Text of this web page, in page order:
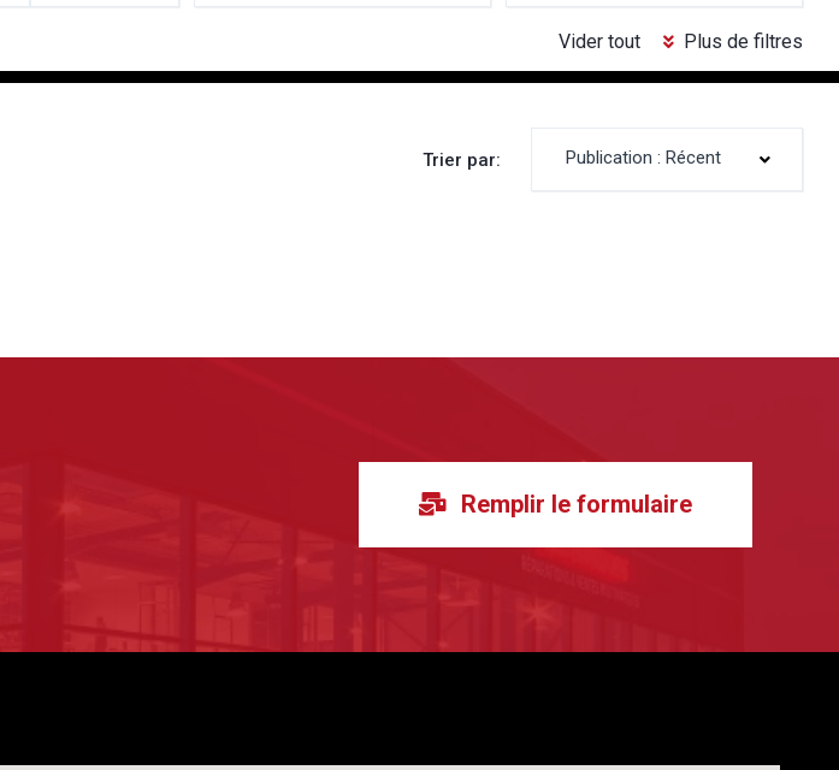
Vider tout Plus de filtres
Trier par: Publication : Récent
Remplir le formulaire